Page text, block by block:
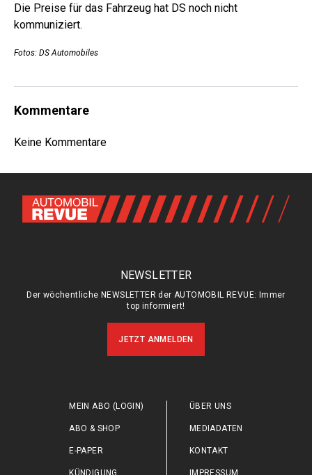
Die Preise für das Fahrzeug hat DS noch nicht
kommuniziert.
Fotos: DS Automobiles
Kommentare
Keine Kommentare
NEWSLETTER
Der wöchentliche NEWSLETTER der AUTOMOBIL REVUE: Immer
top informiert!
JETZT ANMELDEN
MEIN ABO (LOGIN)
ABO & SHOP
E-PAPER
KÜNDIGUNG
ÜBER UNS
MEDIADATEN
KONTAKT
IMPRESSUM